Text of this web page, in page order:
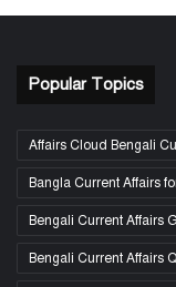
Popular Topics
Affairs Cloud Bengali
Bangla Current Affairs
Bengali Current Affairs
Bengali Current Affairs